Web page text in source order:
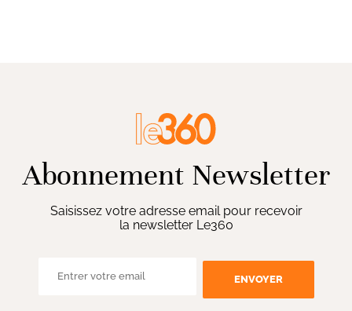
Abonnement Newsletter
Saisissez votre adresse email pour recevoir
la newsletter Le360
ENVOYER